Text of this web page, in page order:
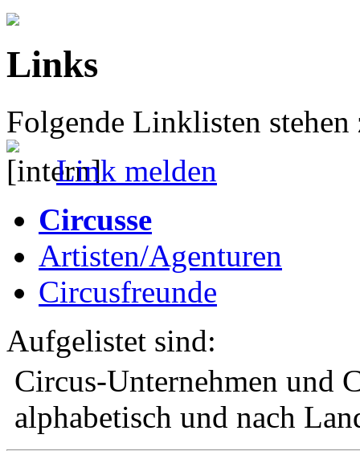
Links
Folgende Linklisten
Link melden
Circusse
Artisten/Agenturen
Circusfreunde
Aufgelistet sind:
Circus-Unternehmen und
alphabetisch und nach